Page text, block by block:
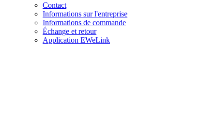
Contact
Informations sur l'entreprise
Informations de commande
Échange et retour
Application EWeLink